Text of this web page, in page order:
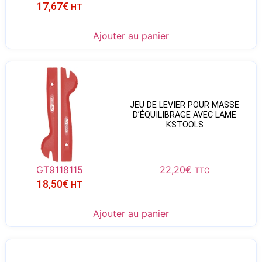
17,67€ HT
Ajouter au panier
JEU DE LEVIER POUR MASSE
D’ÉQUILIBRAGE AVEC LAME
KSTOOLS
GT9118115 22,20€ TTC
18,50€ HT
Ajouter au panier